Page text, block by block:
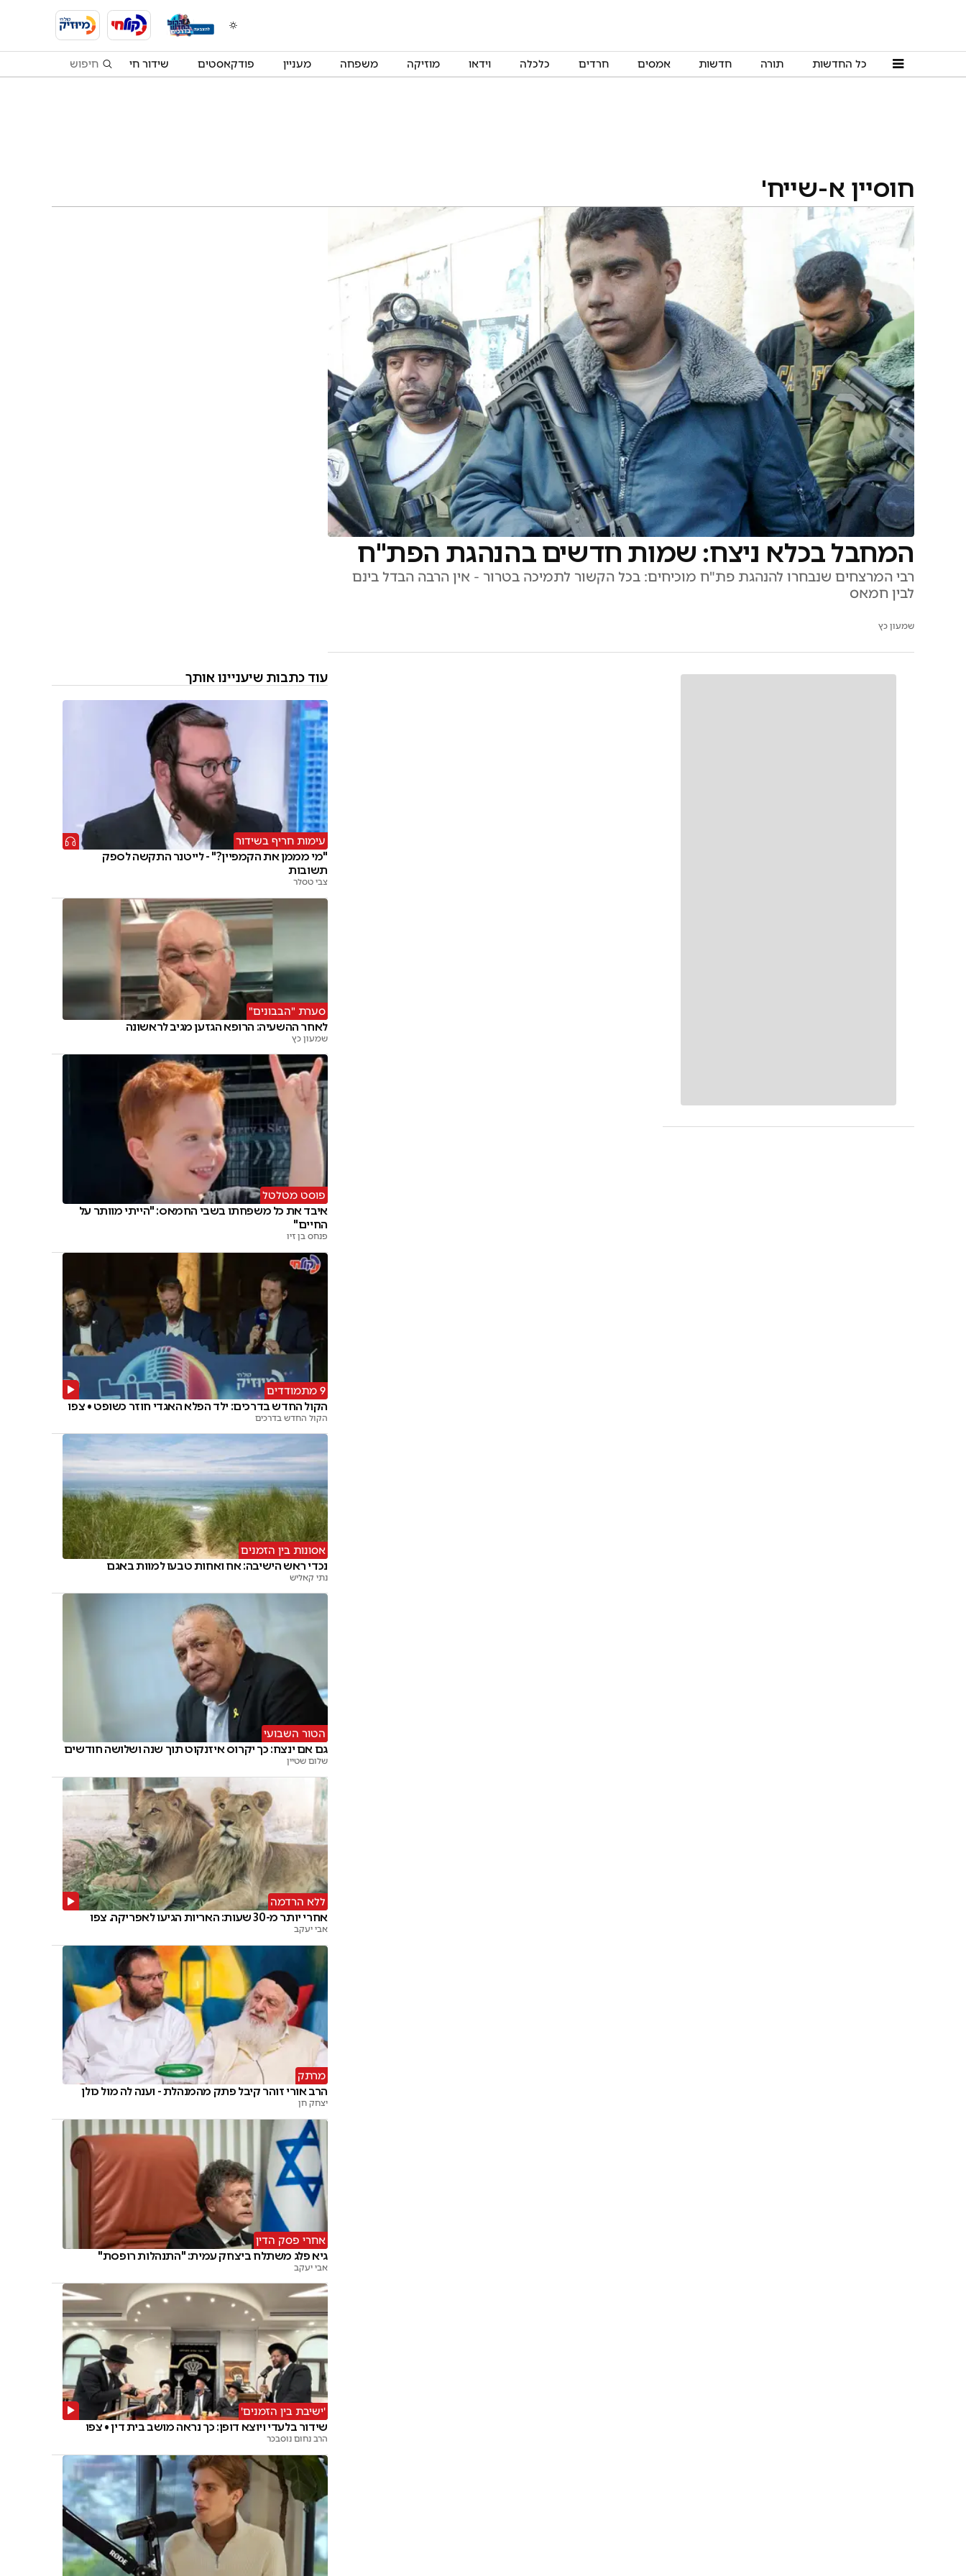
כל החדשות תורה חדשות אמסים חרדים כלכלה וידאו מוזיקה משפחה מעניין פודקאסטים שידור חי
חוסיין א-שייח'
המחבל בכלא ניצח: שמות חדשים בהנהגת הפת"ח
רבי המרצחים שנבחרו להנהגת פת"ח מוכיחים: בכל הקשור לתמיכה בטרור - אין הרבה הבדל בינם
לבין חמאס
שמעון כץ
עוד כתבות שיעניינו אותך
עימות חריף בשידור
"מי מממן את הקמפיין?" - לייטנר התקשה לספק
תשובות
צבי טסלר
סערת "הבבונים"
לאחר ההשעיה: הרופא הגזען מגיב לראשונה
שמעון כץ
פוסט מטלטל
איבד את כל משפחתו בשבי החמאס: "הייתי מוותר על
החיים"
פנחס בן זיו
9 מתמודדים
הקול החדש בדרכים: ילד הפלא האגדי חוזר כשופט • צפו
הקול החדש בדרכים
אסונות בין הזמנים
נכדי ראש הישיבה: אח ואחות טבעו למוות באגם
נתי קאליש
הטור השבועי
גם אם ינצח: כך יקרוס איזנקוט תוך שנה ושלושה חודשים
שלום שטיין
ללא הרדמה
אחרי יותר מ-30 שעות: האריות הגיעו לאפריקה. צפו
אבי יעקב
מרתק
הרב אורי זוהר קיבל פתק מהמנהלת - וענה לה מול כולן
יצחק חן
אחרי פסק הדין
גיא פלג משתלח ביצחק עמית: "התנהלות רופסת"
אבי יעקב
'ישיבת בין הזמנים'
שידור בלעדי ויוצא דופן: כך נראה מושב בית דין • צפו
הרב נחום נוסבכר